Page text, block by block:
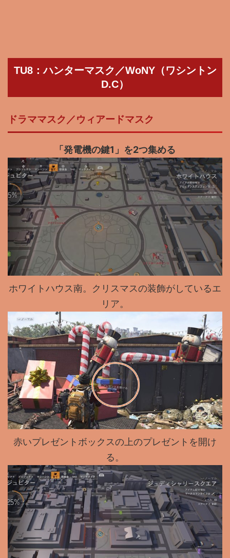
TU8：ハンターマスク／WoNY（ワシントン
D.C）
ドラママスク／ウィアードマスク
「発電機の鍵1」を2つ集める
ホワイトハウス南。クリスマスの装飾がしているエ
リア。
赤いプレゼントボックスの上のプレゼントを開け
る。